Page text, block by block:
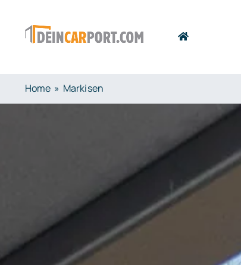
Inhalt
springen
Home Markisen